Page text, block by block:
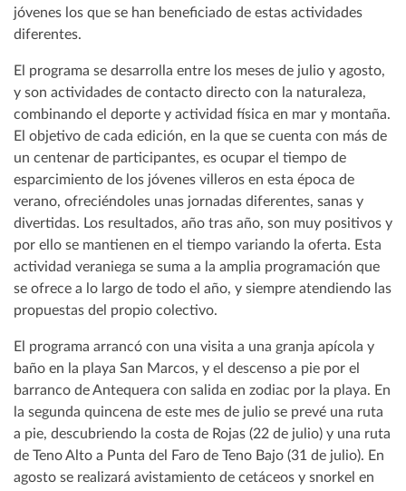
jóvenes los que se han beneficiado de estas actividades
diferentes.
El programa se desarrolla entre los meses de julio y agosto,
y son actividades de contacto directo con la naturaleza,
combinando el deporte y actividad física en mar y montaña.
El objetivo de cada edición, en la que se cuenta con más de
un centenar de participantes, es ocupar el tiempo de
esparcimiento de los jóvenes villeros en esta época de
verano, ofreciéndoles unas jornadas diferentes, sanas y
divertidas. Los resultados, año tras año, son muy positivos y
por ello se mantienen en el tiempo variando la oferta. Esta
actividad veraniega se suma a la amplia programación que
se ofrece a lo largo de todo el año, y siempre atendiendo las
propuestas del propio colectivo.
El programa arrancó con una visita a una granja apícola y
baño en la playa San Marcos, y el descenso a pie por el
barranco de Antequera con salida en zodiac por la playa. En
la segunda quincena de este mes de julio se prevé una ruta
a pie, descubriendo la costa de Rojas (22 de julio) y una ruta
de Teno Alto a Punta del Faro de Teno Bajo (31 de julio). En
agosto se realizará avistamiento de cetáceos y snorkel en